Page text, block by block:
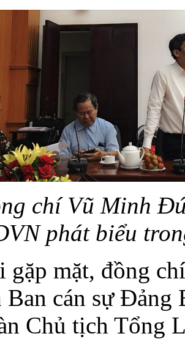
chí Vũ Minh
phát biểu
gặp mặt, đồng
Ban cán sự
Chủ tịch Tổng